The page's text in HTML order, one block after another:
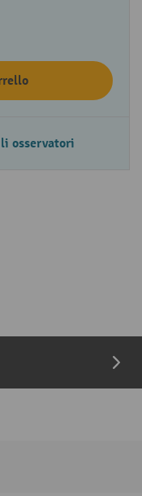
osservatori